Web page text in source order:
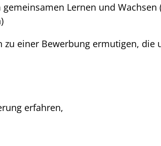
Lernen und
einer Bewerbung ermutigen, die
erfahren,